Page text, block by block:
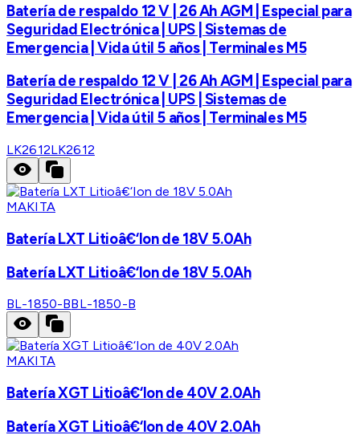
Batería de respaldo 12 V | 26 Ah AGM | Especial para
Seguridad Electrónica | UPS | Sistemas de
Emergencia | Vida útil 5 años | Terminales M5
Batería de respaldo 12 V | 26 Ah AGM | Especial para
Seguridad Electrónica | UPS | Sistemas de
Emergencia | Vida útil 5 años | Terminales M5
LK2612LK2612
MAKITA
Batería LXT Litioâ€‘Ion de 18V 5.0Ah
Batería LXT Litioâ€‘Ion de 18V 5.0Ah
BL-1850-BBL-1850-B
MAKITA
Batería XGT Litioâ€‘Ion de 40V 2.0Ah
Batería XGT Litioâ€‘Ion de 40V 2.0Ah